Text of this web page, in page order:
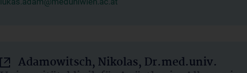
Adamowitsch, Nikolas, Dr.med.univ.